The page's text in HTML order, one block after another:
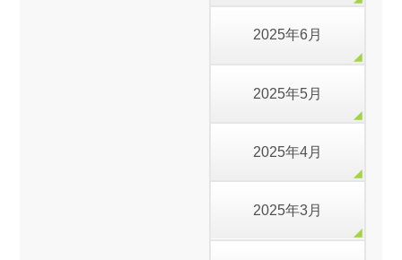
2025年6月
2025年5月
2025年4月
2025年3月